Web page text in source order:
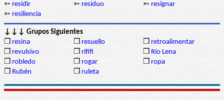
➳ residir ➳ residuo ➳ resignar
➳ resiliencia
↓↓↓ Grupos Siguientes
❒ resina ❒ resuello ❒ retroalimentar
❒ revulsivo ❒ rififi ❒ Río Lena
❒ robledo ❒ rogar ❒ ropa
❒ Rubén ❒ ruleta